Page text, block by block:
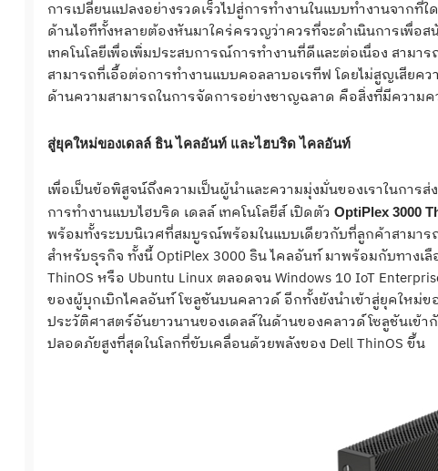
การเปลี่ยนแปลงอย่างรวดเร็วไปสู่การทำงานในแบบทำงานจาก
ด้านไอทีทั้งหลายต้องหันมาใคร่ครวญว่าควรที่จะดำเนินการเพื่อ
เทคโนโลยีเพื่อเพิ่มประสบการณ์การทำงานที่ดีและต่อเนื่อง สาม
สามารถที่เอื้อต่อการทำงานแบบคอลลาบอเรทีฟ โดยไม่สูญเสีย
ด้านความสามารถในการจัดการอย่างชาญฉลาด คือสิ่งที่มีความ
สู่ยุคใหม่ของเดลล์ ธิน ไคลอันท์ และไฮบริด ไคลอันท์
เพื่อเป็นข้อพิสูจน์ถึงความเป็นผู้นำและความมุ่งมั่นของเราในกา
การทำงานแบบไฮบริด เดลล์ เทคโนโลยีส์ เปิดตัว OptiPlex 3000
พร้อมทั้งระบบนิเวศที่สมบูรณ์พร้อมในแบบเดียวกับที่ลูกค้าสามาร
สำหรับธุรกิจ ทั้งนี้ OptiPlex 3000 ธิน ไคลอันท์ มาพร้อมกับทางเ
ThinOS หรือ Ubuntu Linux ตลอดจน Windows 10 IoT
ของผู้บุกเบิกไคลอันท์ โซลูชันบนคลาวด์ อีกทั้งยังนำเข้าสู่ยุคใหม่
ประวัติศาสตร์อันยาวนานของเดลล์ในด้านของคลาวด์โซลูชันเข้า
ปลอดภัยสูงที่สุดในโลกที่ขับเคลื่อนด้วยพลังของ Dell ThinOS ขึ้น